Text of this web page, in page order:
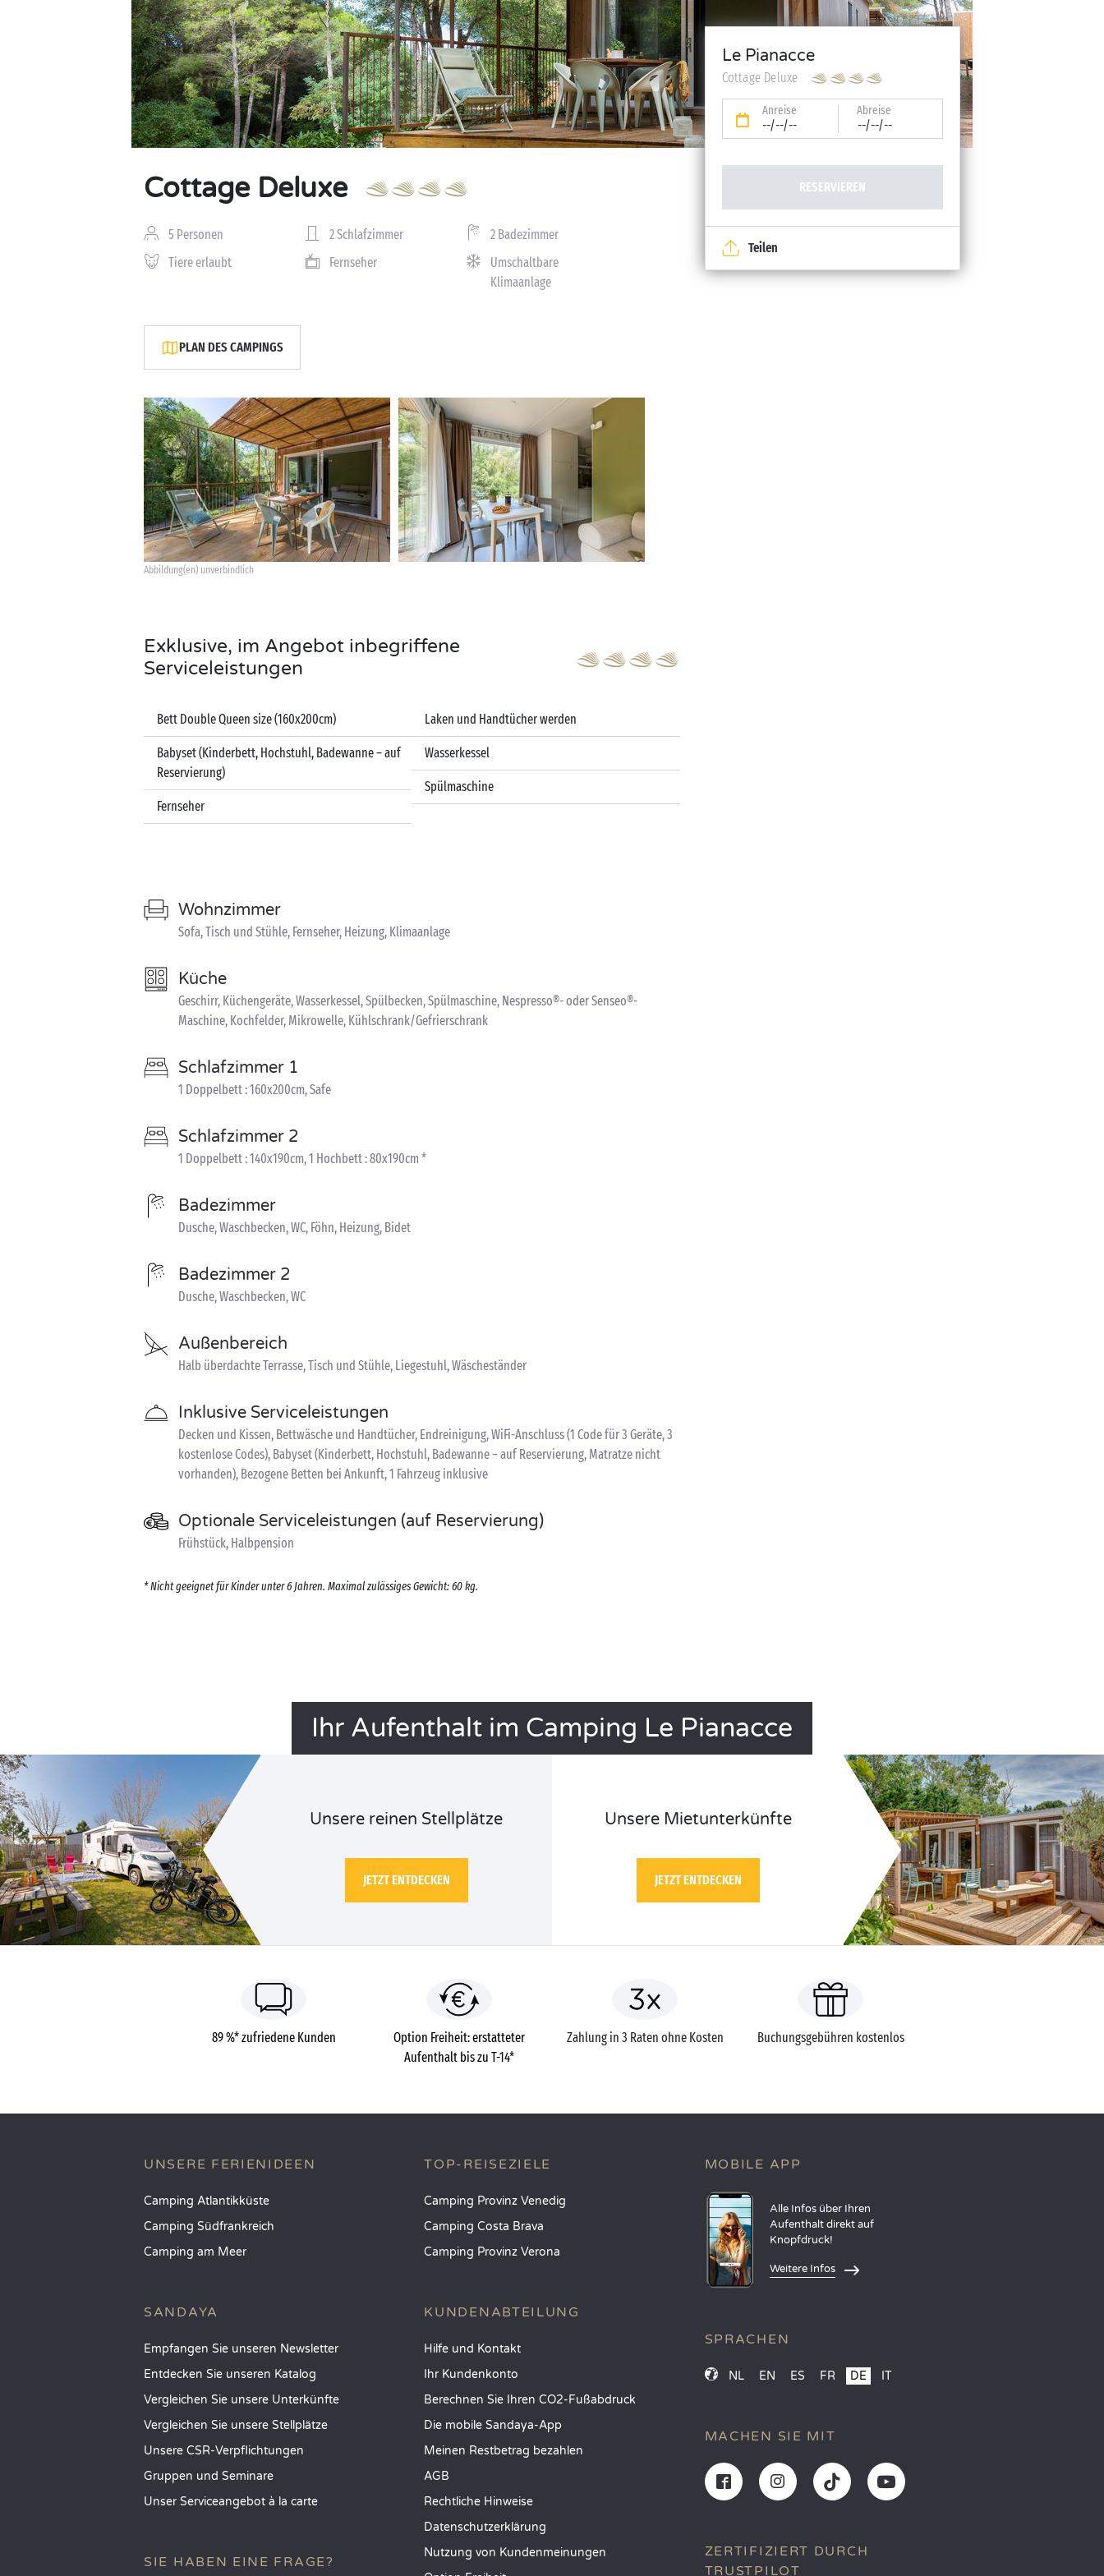
Cottage Deluxe
5 Personen 2 Schlafzimmer
2 Badezimmer
Tiere erlaubt
Fernseher
Umschaltbare
Klimaanlage
PLAN DES CAMPINGS
Abbildung(en) unverbindlich
Exklusive, im Angebot inbegriffene
Serviceleistungen
Bett Double Queen size (160x200cm)
Babyset (Kinderbett, Hochstuhl, Badewanne – auf
Reservierung)
Fernseher
Laken und Handtücher werden
Wasserkessel
Spülmaschine
Wohnzimmer
Sofa, Tisch und Stühle, Fernseher, Heizung, Klimaanlage
Küche
Geschirr, Küchengeräte, Wasserkessel, Spülbecken, Spülmaschine, Nespresso®- oder Senseo®-
Maschine, Kochfelder, Mikrowelle, Kühlschrank/Gefrierschrank
Schlafzimmer 1
1 Doppelbett : 160x200cm, Safe
Schlafzimmer 2
1 Doppelbett : 140x190cm, 1 Hochbett : 80x190cm *
Badezimmer
Dusche, Waschbecken, WC, Föhn, Heizung, Bidet
Badezimmer 2
Dusche, Waschbecken, WC
Außenbereich
Halb überdachte Terrasse, Tisch und Stühle, Liegestuhl, Wäscheständer
Inklusive Serviceleistungen
Decken und Kissen, Bettwäsche und Handtücher, Endreinigung, WiFi-Anschluss (1 Code für 3 Geräte, 3
kostenlose Codes), Babyset (Kinderbett, Hochstuhl, Badewanne – auf Reservierung, Matratze nicht
vorhanden), Bezogene Betten bei Ankunft, 1 Fahrzeug inklusive
Optionale Serviceleistungen (auf Reservierung)
Frühstück, Halbpension
* Nicht geeignet für Kinder unter 6 Jahren. Maximal zulässiges Gewicht: 60 kg.
Le Pianacce
Cottage Deluxe
Anreise
--/--/--
Abreise
--/--/--
RESERVIEREN
Teilen
Ihr Aufenthalt im Camping Le Pianacce
Unsere reinen Stellplätze
JETZT ENTDECKEN
Unsere Mietunterkünfte
JETZT ENTDECKEN
89 %* zufriedene Kunden
Option Freiheit: erstatteter
Aufenthalt bis zu T-14*
Zahlung in 3 Raten ohne Kosten Buchungsgebühren kostenlos
UNSERE FERIENIDEEN
Camping Atlantikküste
Camping Südfrankreich
Camping am Meer
SANDAYA
Empfangen Sie unseren Newsletter
Entdecken Sie unseren Katalog
Vergleichen Sie unsere Unterkünfte
Vergleichen Sie unsere Stellplätze
Unsere CSR-Verpflichtungen
Gruppen und Seminare
Unser Serviceangebot à la carte
SIE HABEN EINE FRAGE?
TOP-REISEZIELE
Camping Provinz Venedig
Camping Costa Brava
Camping Provinz Verona
KUNDENABTEILUNG
Hilfe und Kontakt
Ihr Kundenkonto
Berechnen Sie Ihren CO2-Fußabdruck
Die mobile Sandaya-App
Meinen Restbetrag bezahlen
AGB
Rechtliche Hinweise
Datenschutzerklärung
Nutzung von Kundenmeinungen
MOBILE APP
Alle Infos über Ihren
Aufenthalt direkt auf
Knopfdruck!
Weitere Infos
SPRACHEN
NL EN ES FR DE IT
MACHEN SIE MIT
ZERTIFIZIERT DURCH
TRUSTPILOT